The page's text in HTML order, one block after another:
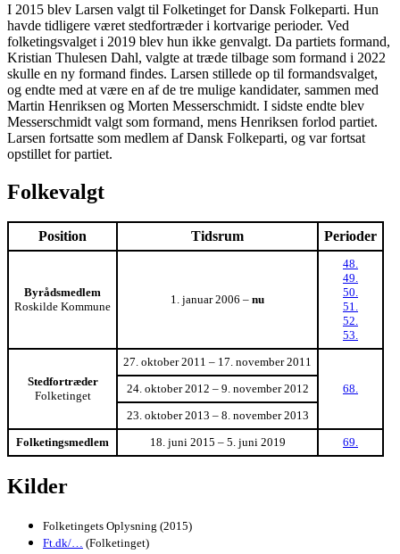
I 2015 blev Larsen valgt til Folketinget for Dansk Folkeparti. Hun
havde tidligere været stedfortræder i kortvarige perioder. Ved
folketingsvalget i 2019 blev hun ikke genvalgt. Da partiets formand,
Kristian Thulesen Dahl, valgte at træde tilbage som formand i 2022
skulle en ny formand findes. Larsen stillede op til formandsvalget,
og endte med at være en af de tre mulige kandidater, sammen med
Martin Henriksen og Morten Messerschmidt. I sidste endte blev
Messerschmidt valgt som formand, mens Henriksen forlod partiet.
Larsen fortsatte som medlem af Dansk Folkeparti, og var fortsat
opstillet for partiet.
Folkevalgt
Position Tidsrum Perioder
Byrådsmedlem
Roskilde Kommune
1. januar 2006 – nu
48.
49.
50.
51.
52.
53.
Stedfortræder
Folketinget
27. oktober 2011 – 17. november 2011
68.
24. oktober 2012 – 9. november 2012
23. oktober 2013 – 8. november 2013
Folketingsmedlem
18. juni 2015 – 5. juni 2019 69.
Kilder
Folketingets Oplysning (2015)
Ft.dk/… (Folketinget)